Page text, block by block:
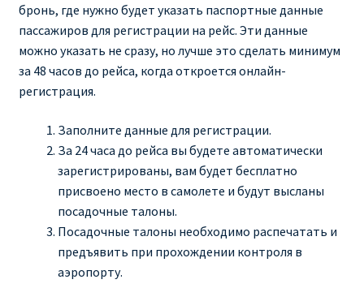
бронь, где нужно будет указать паспортные данные
пассажиров для регистрации на рейс. Эти данные
можно указать не сразу, но лучше это сделать минимум
за 48 часов до рейса, когда откроется онлайн-
регистрация.
Заполните данные для регистрации.
За 24 часа до рейса вы будете автоматически
зарегистрированы, вам будет бесплатно
присвоено место в самолете и будут высланы
посадочные талоны.
Посадочные талоны необходимо распечатать и
предъявить при прохождении контроля в
аэропорту.